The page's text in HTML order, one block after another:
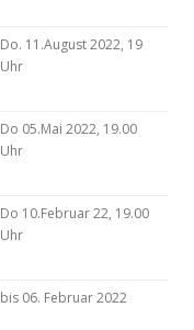
Do. 11.August 2022, 19
Uhr
Do 05.Mai 2022, 19.00
Uhr
Do 10.Februar 22, 19.00
Uhr
bis 06. Februar 2022